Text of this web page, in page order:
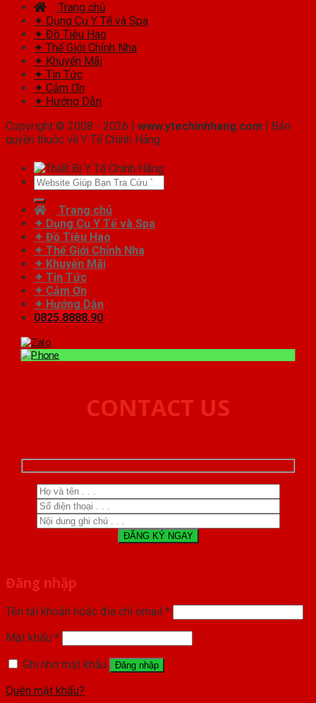
Trang chủ
✦ Dụng Cụ Y Tế và Spa
✦ Đồ Tiêu Hao
✦ Thế Giới Chỉnh Nha
✦ Khuyến Mãi
✦ Tin Tức
✦ Cảm Ơn
✦ Hướng Dẫn
Copyright © 2008 - 2026 |
www.ytechinhhang.com | Bản
quyền thuộc về Y Tế Chính Hãng
Tìm
Trang chủ
✦ Dụng Cụ Y Tế và Spa
✦ Đồ Tiêu Hao
✦ Thế Giới Chỉnh Nha
✦ Khuyến Mãi
✦ Tin Tức
✦ Cảm Ơn
✦ Hướng Dẫn
0825.8888.90
CONTACT US
Đăng nhập
Tên tài khoản hoặc địa chỉ email *
Mật khẩu *
Ghi nhớ mật khẩu
Đăng nhập
Quên mật khẩu?